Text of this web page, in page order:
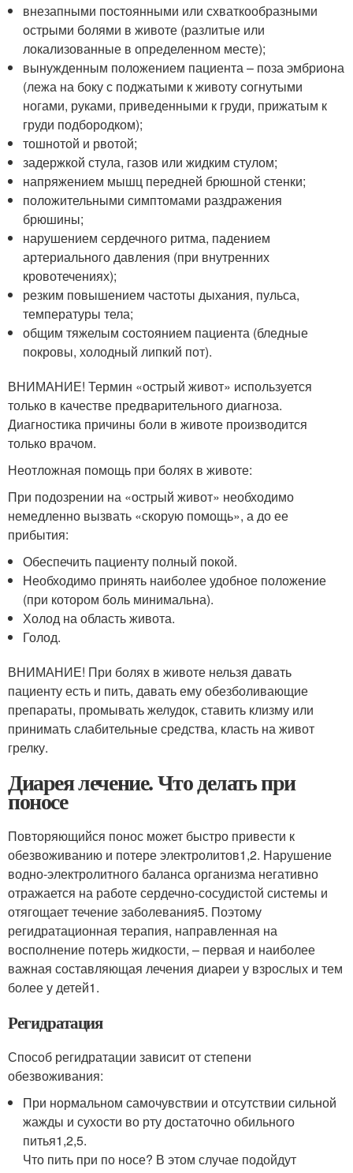
внезапными постоянными или схваткообразными
острыми болями в животе (разлитые или
локализованные в определенном месте);
вынужденным положением пациента – поза эмбриона
(лежа на боку с поджатыми к животу согнутыми
ногами, руками, приведенными к груди, прижатым к
груди подбородком);
тошнотой и рвотой;
задержкой стула, газов или жидким стулом;
напряжением мышц передней брюшной стенки;
положительными симптомами раздражения
брюшины;
нарушением сердечного ритма, падением
артериального давления (при внутренних
кровотечениях);
резким повышением частоты дыхания, пульса,
температуры тела;
общим тяжелым состоянием пациента (бледные
покровы, холодный липкий пот).
ВНИМАНИЕ! Термин «острый живот» используется
только в качестве предварительного диагноза.
Диагностика причины боли в животе производится
только врачом.
Неотложная помощь при болях в животе:
При подозрении на «острый живот» необходимо
немедленно вызвать «скорую помощь», а до ее
прибытия:
Обеспечить пациенту полный покой.
Необходимо принять наиболее удобное положение
(при котором боль минимальна).
Холод на область живота.
Голод.
ВНИМАНИЕ! При болях в животе нельзя давать
пациенту есть и пить, давать ему обезболивающие
препараты, промывать желудок, ставить клизму или
принимать слабительные средства, класть на живот
грелку.
Диарея лечение. Что делать при
поносе
Повторяющийся понос может быстро привести к
обезвоживанию и потере электролитов1,2. Нарушение
водно-электролитного баланса организма негативно
отражается на работе сердечно-сосудистой системы и
отягощает течение заболевания5. Поэтому
регидратационная терапия, направленная на
восполнение потерь жидкости, – первая и наиболее
важная составляющая лечения диареи у взрослых и тем
более у детей1.
Регидратация
Способ регидратации зависит от степени
обезвоживания:
При нормальном самочувствии и отсутствии сильной
жажды и сухости во рту достаточно обильного
питья1,2,5.
Что пить при по носе? В этом случае подойдут